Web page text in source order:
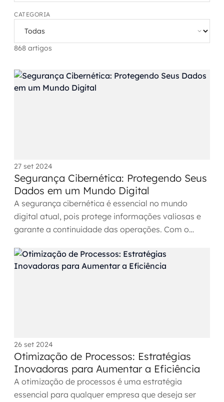
Aceleradores de IA
Automação inteligente
RPA e hiperautomação
Engenharia de dados
Data Platforms
Business Intelligence
Data Lakes & Warehouses
Governança de dados
Modernização tecnológica
Arquitetura de soluções
Migração para Cloud
CATEGORIA
868 artigos
27 set 2024
Segurança Cibernética: Protegendo Seus
Dados em um Mundo Digital
A segurança cibernética é essencial no mundo
digital atual, pois protege informações valiosas e
garante a continuidade das operações. Com o
26 set 2024
Otimização de Processos: Estratégias
Inovadoras para Aumentar a Eficiência
A otimização de processos é uma estratégia
essencial para qualquer empresa que deseja ser